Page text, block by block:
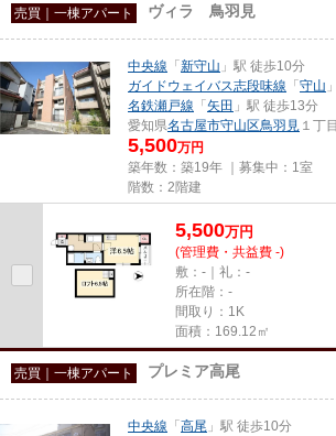
売買｜一棟アパート ヴィラ 鳥羽見
中央線 「 新守山 」駅 徒歩10分
ガイドウェイバス志段味線 「 守山
名鉄瀬戸線 「 矢田 」駅 徒歩13分
愛知県名古屋市守山区鳥羽見 １丁
5,500万円
築年数：築19年 ｜募集中： 1室
階数：2階建
5,500万円
(管理費・共益費 -)
敷：-｜礼：-
所在階：-
間取り：1K
面積：169.12㎡
売買｜一棟アパート プレミア高尾
中央線 「 高尾 」駅 徒歩10分